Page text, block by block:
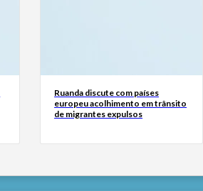
Ruanda discute com países
europeu acolhimento em trânsito
de migrantes expulsos